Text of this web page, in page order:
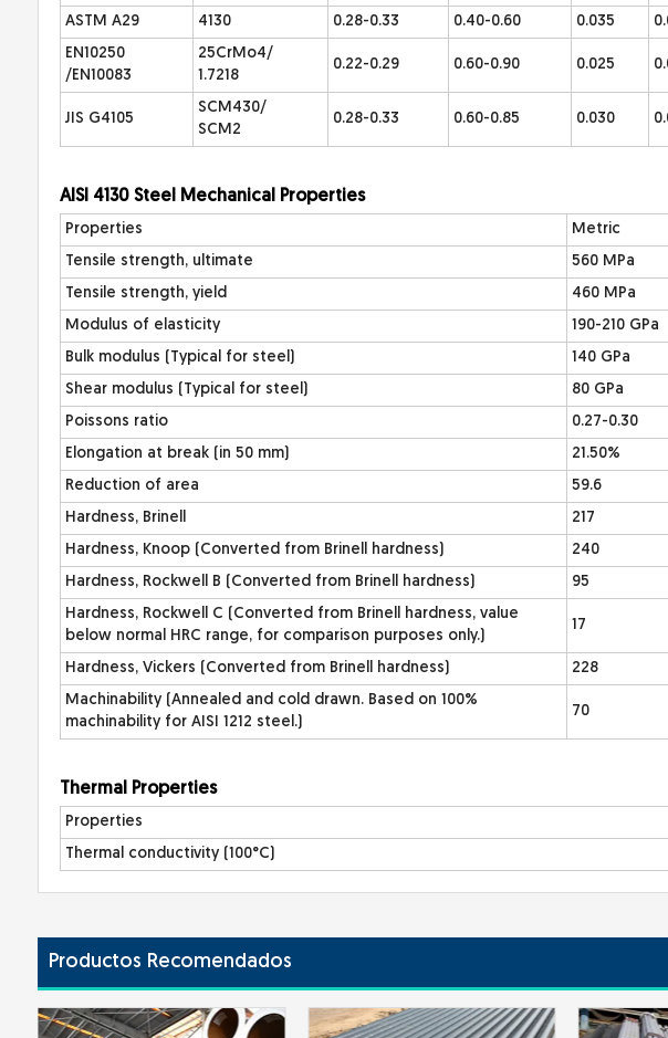
ASTM A29
4130 0.28-0.33 0.40-0.60 0.035
EN10250
/EN10083
25CrMo4/
1.7218
0.22-0.29 0.60-0.90 0.025
JIS G4105
SCM430/
SCM2
0.28-0.33 0.60-0.85 0.030
AISI 4130 Steel Mechanical Properties
Properties
Metric
Tensile strength, ultimate
560 MPa
Tensile strength, yield
460 MPa
Modulus of elasticity
190-210 GPa
Bulk modulus (Typical for steel)
140 GPa
Shear modulus (Typical for steel)
80 GPa
Poissons ratio
0.27-0.30
Elongation at break (in 50 mm)
21.50%
Reduction of area
59.6
Hardness, Brinell
217
Hardness, Knoop (Converted from Brinell hardness)
240
Hardness, Rockwell B (Converted from Brinell hardness)
95
Hardness, Rockwell C (Converted from Brinell hardness, value
below normal HRC range, for comparison purposes only.)
17
Hardness, Vickers (Converted from Brinell hardness)
228
Machinability (Annealed and cold drawn. Based on 100%
machinability for AISI 1212 steel.)
70
Thermal Properties
Properties
Thermal conductivity (100°C)
Productos Recomendados